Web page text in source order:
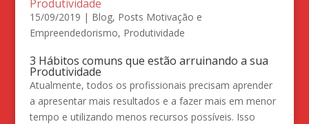
Produtividade
15/09/2019 | Blog, Posts Motivação e
Empreendedorismo, Produtividade
3 Hábitos comuns que estão arruinando a sua
Produtividade
Atualmente, todos os profissionais precisam aprender
a apresentar mais resultados e a fazer mais em menor
tempo e utilizando menos recursos possíveis. Isso